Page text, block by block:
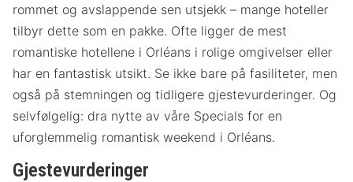
rommet og avslappende sen utsjekk – mange hoteller
tilbyr dette som en pakke. Ofte ligger de mest
romantiske hotellene i Orléans i rolige omgivelser eller
har en fantastisk utsikt. Se ikke bare på fasiliteter, men
også på stemningen og tidligere gjestevurderinger. Og
selvfølgelig: dra nytte av våre Specials for en
uforglemmelig romantisk weekend i Orléans.
Gjestevurderinger